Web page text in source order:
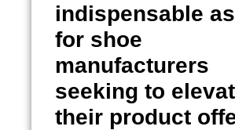
indispensable
for shoe
manufacturers
seeking to
their product